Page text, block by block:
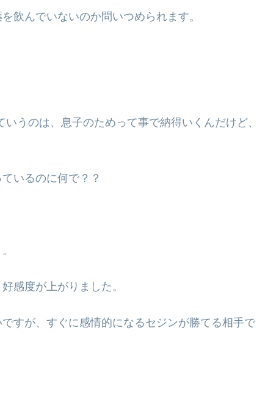
飲んでいないのか問いつめられます。
うのは、息子のためって事で納得いくんだけど、
いるのに何で？？
感度が上がりました。
すが、すぐに感情的になるセジンが勝てる相手で